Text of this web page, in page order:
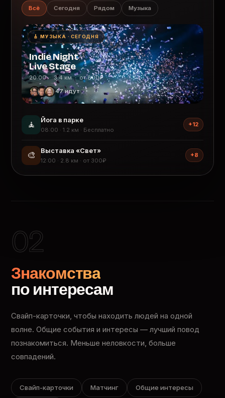
Всё Сегодня Рядом Музыка
🎸 МУЗЫКА · СЕГОДНЯ
Indie Night
Live Stage
20:00 · 3.4 км · от 800₽
47 идут
🧘 Йога в парке
08:00 · 1.2 км · Бесплатно
+12
🎨 Выставка «Свет»
12:00 · 2.8 км · от 300₽
+8
02
Знакомства
по интересам
Свайп-карточки, чтобы находить людей на одной
волне. Общие события и интересы — лучший повод
познакомиться. Меньше неловкости, больше
совпадений.
Свайп-карточки Матчинг Общие интересы